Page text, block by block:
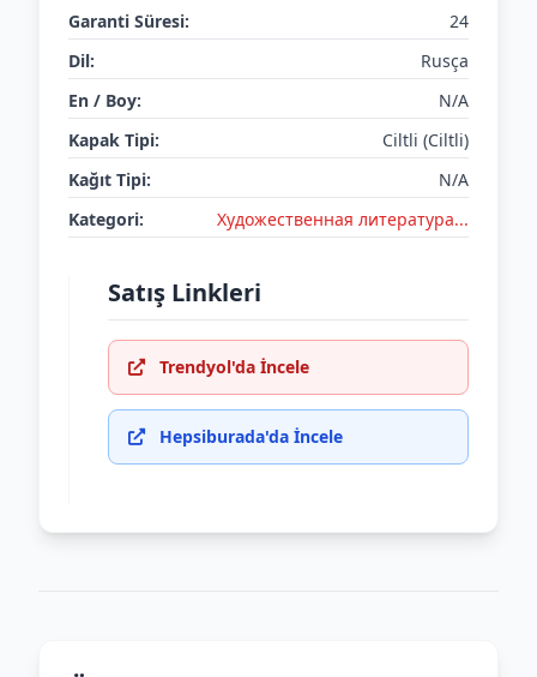
Garanti Süresi:
24
Dil:
Rusça
En / Boy:
N/A
Kapak Tipi:
Ciltli (Ciltli)
Kağıt Tipi:
N/A
Kategori:
Художественная литература...
Satış Linkleri
Trendyol'da İncele
Hepsiburada'da İncele